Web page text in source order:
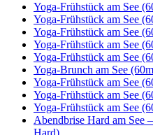
Yoga-Frühstück am See
Yoga-Frühstück am See
Yoga-Frühstück am See
Yoga-Frühstück am See
Yoga-Frühstück am See
Yoga-Brunch am See
Yoga-Frühstück am See
Yoga-Frühstück am See
Yoga-Frühstück am See
Abendbrise Hard am See